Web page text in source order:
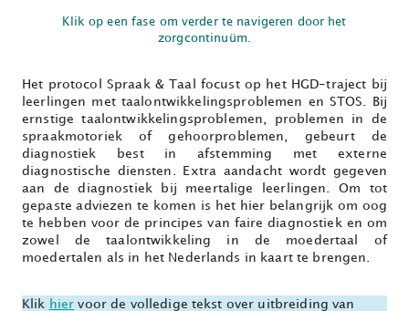
Klik op een fase om verder te navigeren door het
zorgcontinuüm.
Het protocol Spraak & Taal focust op het HGD-traject bij
leerlingen met taalontwikkelingsproblemen en STOS. Bij
ernstige taalontwikkelingsproblemen, problemen in de
spraakmotoriek of gehoorproblemen, gebeurt de
diagnostiek best in afstemming met externe
diagnostische diensten. Extra aandacht wordt gegeven
aan de diagnostiek bij meertalige leerlingen. Om tot
gepaste adviezen te komen is het hier belangrijk om oog
te hebben voor de principes van faire diagnostiek en om
zowel de taalontwikkeling in de moedertaal of
moedertalen als in het Nederlands in kaart te brengen.
Klik hier voor de volledige tekst over uitbreiding van